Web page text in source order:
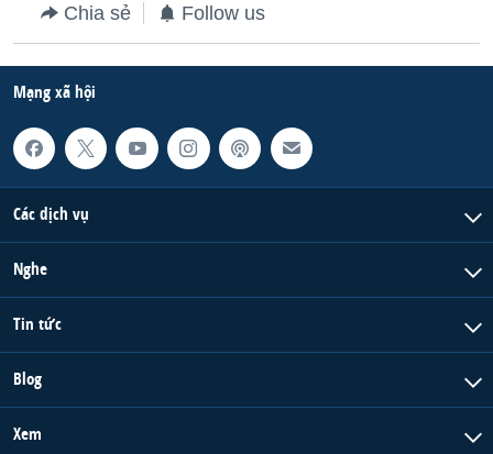
Chia sẻ Follow us
Mạng xã hội
Các dịch vụ
Nghe
Tin tức
Blog
Xem